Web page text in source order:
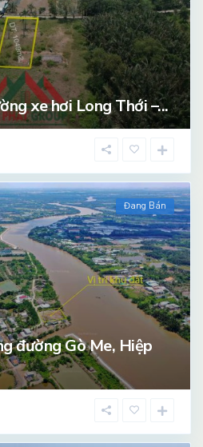
xe hơi Long Thới –...
Đang Bán
đường Gò Me, Hiệp